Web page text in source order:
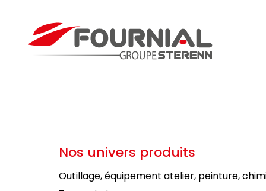
Nos univers produits
Outillage, équipement atelier, peinture,